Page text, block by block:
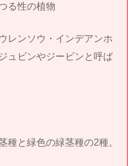
る性の植物
レンソウ・インデアンホ
ュビンやジービンと呼ば
種と緑色の緑茎種の2種。